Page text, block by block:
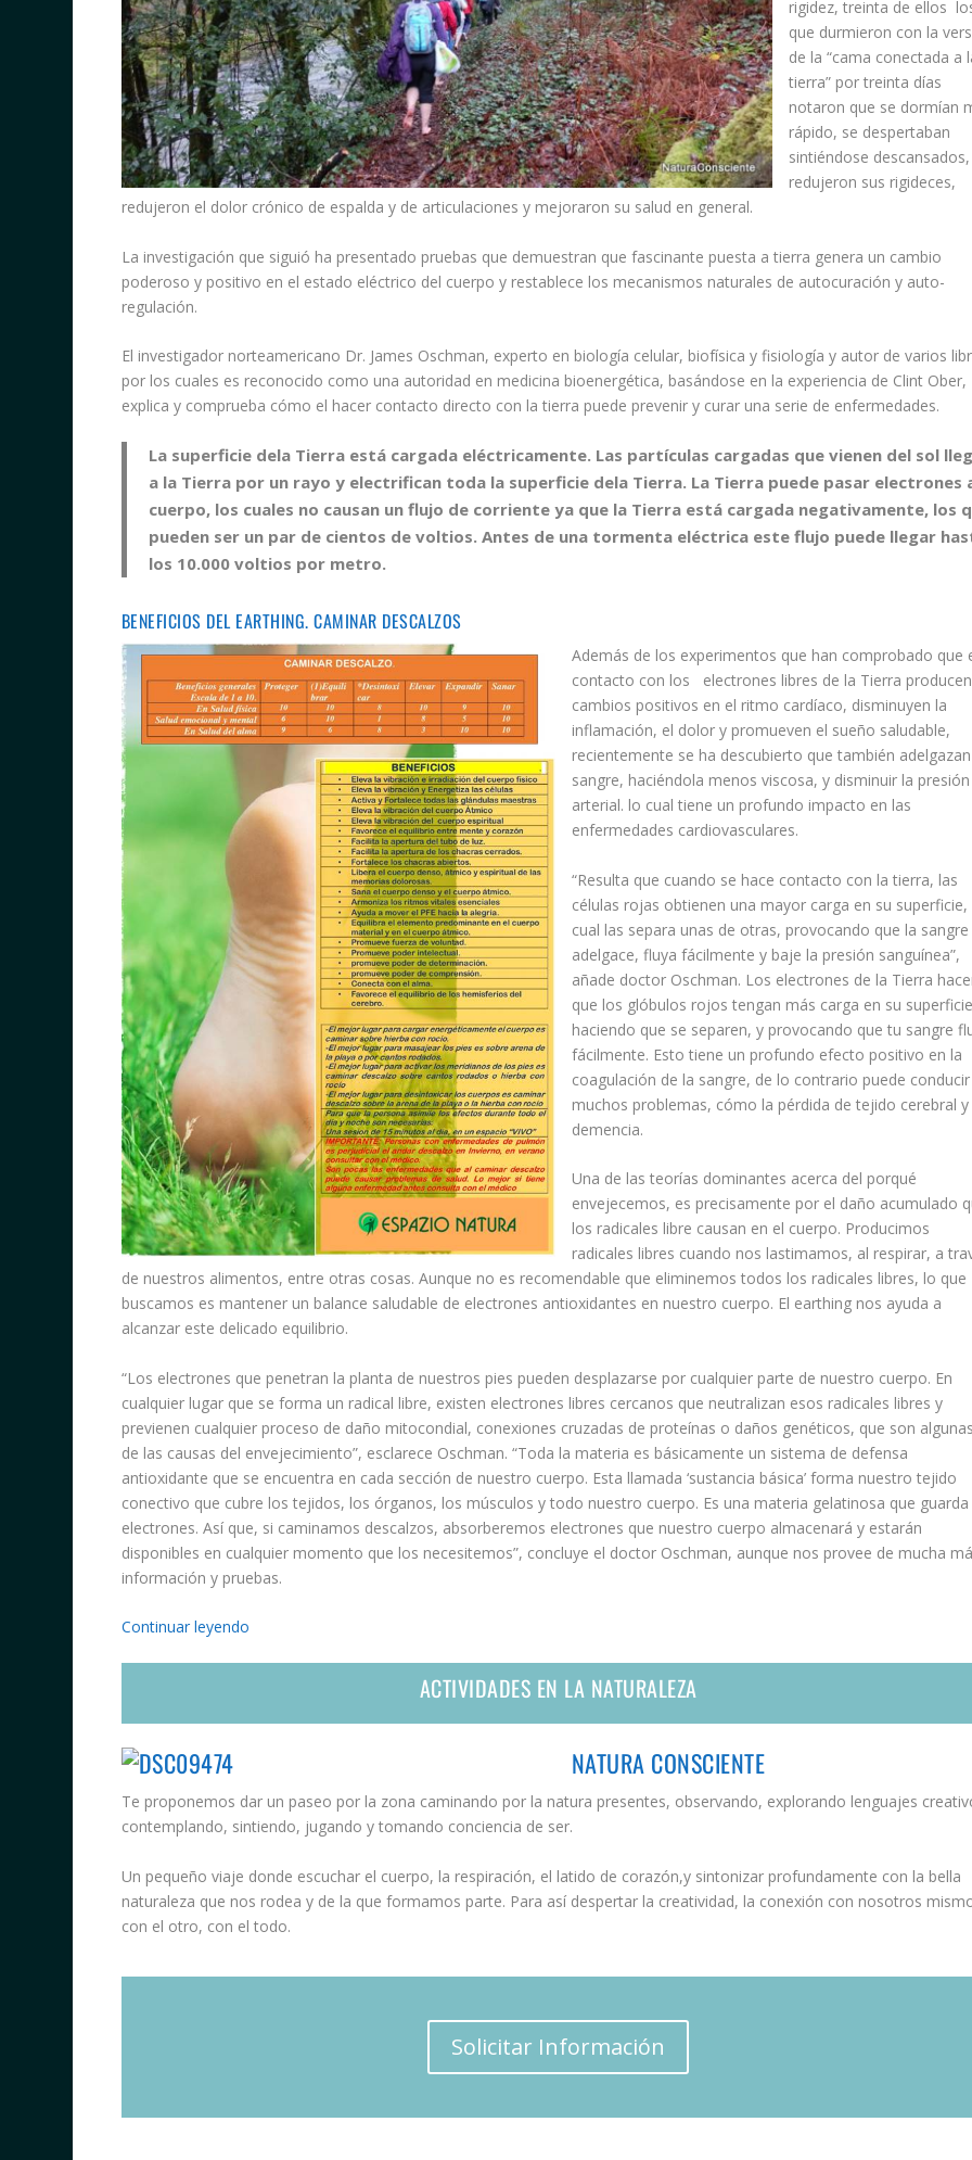
rigidez, treinta de ellos
que durmieron con la
de la “cama conectada a
tierra” por treinta días
notaron que se dormían
rápido, se despertaban
sintiéndose descansados,
redujeron sus rigideces,
redujeron el dolor crónico de espalda y de articulaciones y mejoraron su salud en general.
La investigación que siguió ha presentado pruebas que demuestran que fascinante puesta a tierra genera un cambio
poderoso y positivo en el estado eléctrico del cuerpo y restablece los mecanismos naturales de autocuración y auto-
regulación.
El investigador norteamericano Dr. James Oschman, experto en biología celular, biofísica y fisiología y autor de varios
por los cuales es reconocido como una autoridad en medicina bioenergética, basándose en la experiencia de Clint Ober,
explica y comprueba cómo el hacer contacto directo con la tierra puede prevenir y curar una serie de enfermedades.
La superficie dela Tierra está cargada eléctricamente. Las partículas cargadas que vienen del sol
a la Tierra por un rayo y electrifican toda la superficie dela Tierra. La Tierra puede pasar electrones
cuerpo, los cuales no causan un flujo de corriente ya que la Tierra está cargada negativamente, los
pueden ser un par de cientos de voltios. Antes de una tormenta eléctrica este flujo puede llegar
los 10.000 voltios por metro.
BENEFICIOS DEL EARTHING. CAMINAR DESCALZOS
Además de los experimentos que han comprobado que
contacto con los electrones libres de la Tierra producen
cambios positivos en el ritmo cardíaco, disminuyen la
inflamación, el dolor y promueven el sueño saludable,
recientemente se ha descubierto que también
sangre, haciéndola menos viscosa, y disminuir la presión
arterial. lo cual tiene un profundo impacto en las
enfermedades cardiovasculares.
“Resulta que cuando se hace contacto con la tierra, las
células rojas obtienen una mayor carga en su superficie,
cual las separa unas de otras, provocando que la sangre
adelgace, fluya fácilmente y baje la presión sanguínea”,
añade doctor Oschman. Los electrones de la Tierra
que los glóbulos rojos tengan más carga en su
haciendo que se separen, y provocando que tu sangre
fácilmente. Esto tiene un profundo efecto positivo en la
coagulación de la sangre, de lo contrario puede conducir
muchos problemas, cómo la pérdida de tejido cerebral y
demencia.
Una de las teorías dominantes acerca del porqué
envejecemos, es precisamente por el daño acumulado
los radicales libre causan en el cuerpo. Producimos
radicales libres cuando nos lastimamos, al respirar, a
de nuestros alimentos, entre otras cosas. Aunque no es recomendable que eliminemos todos los radicales libres, lo que
buscamos es mantener un balance saludable de electrones antioxidantes en nuestro cuerpo. El earthing nos ayuda a
alcanzar este delicado equilibrio.
“Los electrones que penetran la planta de nuestros pies pueden desplazarse por cualquier parte de nuestro cuerpo. En
cualquier lugar que se forma un radical libre, existen electrones libres cercanos que neutralizan esos radicales libres y
previenen cualquier proceso de daño mitocondial, conexiones cruzadas de proteínas o daños genéticos, que son algunas
de las causas del envejecimiento”, esclarece Oschman. “Toda la materia es básicamente un sistema de defensa
antioxidante que se encuentra en cada sección de nuestro cuerpo. Esta llamada ‘sustancia básica’ forma nuestro tejido
conectivo que cubre los tejidos, los órganos, los músculos y todo nuestro cuerpo. Es una materia gelatinosa que guarda
electrones. Así que, si caminamos descalzos, absorberemos electrones que nuestro cuerpo almacenará y estarán
disponibles en cualquier momento que los necesitemos”, concluye el doctor Oschman, aunque nos provee de mucha
información y pruebas.
Continuar leyendo
ACTIVIDADES EN LA NATURALEZA
NATURA CONSCIENTE
Te proponemos dar un paseo por la zona caminando por la natura presentes, observando, explorando lenguajes
contemplando, sintiendo, jugando y tomando conciencia de ser.
Un pequeño viaje donde escuchar el cuerpo, la respiración, el latido de corazón,y sintonizar profundamente con la bella
naturaleza que nos rodea y de la que formamos parte. Para así despertar la creatividad, la conexión con nosotros
con el otro, con el todo.
Solicitar Información